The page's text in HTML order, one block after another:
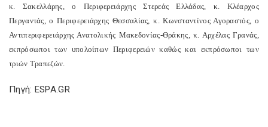
κ. Σακελλάρης, ο Περιφερειάρχης Στερεάς Ελλάδας, κ. Κλέαρχος
Περγαντάς, ο Περιφερειάρχης Θεσσαλίας, κ. Κωνσταντίνος Αγοραστός, ο
Αντιπεριφερειάρχης Ανατολικής Μακεδονίας-Θράκης, κ. Αρχέλας Γρανάς,
εκπρόσωποι των υπολοίπων Περιφερειών καθώς και εκπρόσωποι των
τριών Τραπεζών.
Πηγή: ESPA.GR